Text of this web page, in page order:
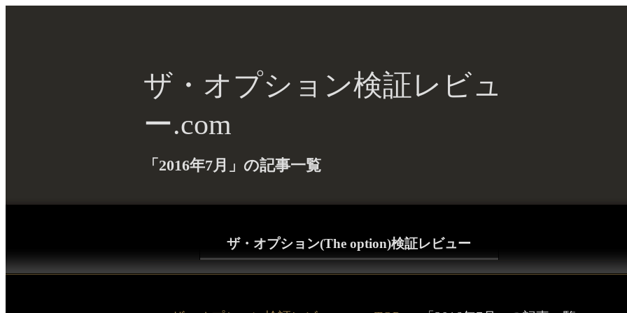
ザ・オプション検証レビュ
ー.com
「2016年7月」の記事一覧
ザ・オプション(The option)検証レビュー